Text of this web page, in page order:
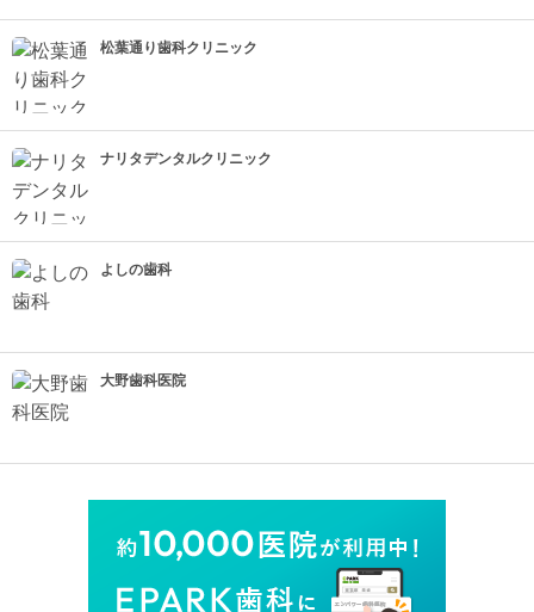
松葉通り歯科クリニック
ナリタデンタルクリニック
よしの歯科
大野歯科医院